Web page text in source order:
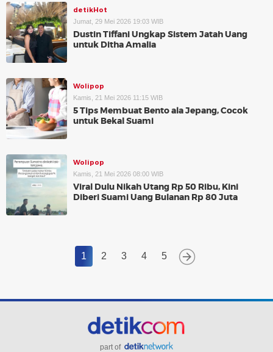
detikHot
Jumat, 29 Mei 2026 19:03 WIB
Dustin Tiffani Ungkap Sistem Jatah Uang
untuk Ditha Amalia
Wolipop
Kamis, 21 Mei 2026 11:15 WIB
5 Tips Membuat Bento ala Jepang, Cocok
untuk Bekal Suami
Wolipop
Kamis, 21 Mei 2026 08:00 WIB
Viral Dulu Nikah Utang Rp 50 Ribu, Kini
Diberi Suami Uang Bulanan Rp 80 Juta
1 2 3 4 5
part of